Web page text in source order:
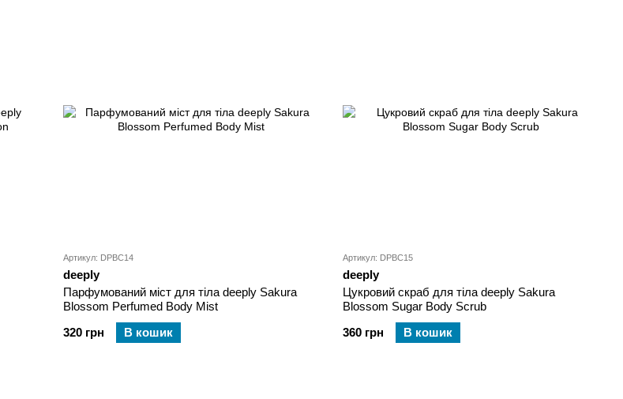
Артикул: DPBC14
deeply
Парфумований міст для тіла deeply Sakura
Blossom Perfumed Body Mist
320 грн
В кошик
Артикул: DPBC15
deeply
Цукровий скраб для тіла deeply Sakura
Blossom Sugar Body Scrub
360 грн
В кошик